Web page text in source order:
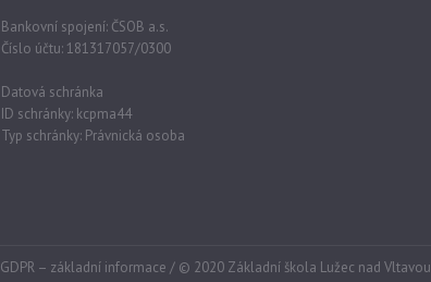
Bankovní spojení: ČSOB a.s.
Číslo účtu: 181317057/0300
Datová schránka
ID schránky: kcpma44
Typ schránky: Právnická osoba
GDPR – základní informace / © 2020 Základní škola Lužec nad Vltavou